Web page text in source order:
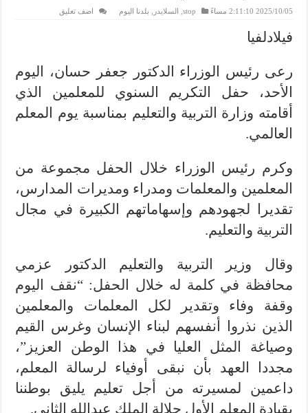
2025/10/05 2:11:10 مساءً stop السلايدر بلدنا اليوم اضف تعليق
فيلادلفيا
رعى رئيس الوزراء الدكتور جعفر حسان، اليوم
الأحد، حفل التكريم السنوي للمعلمين الذي
أقامته وزارة التربية والتعليم بمناسبة يوم المعلم
العالمي.
وكرم رئيس الوزراء خلال الحفل مجموعة من
المعلمين والمعلمات ومدراء ومديرات المدارس،
تقديرا لجهودهم وإسهاماتهم الكبيرة في مجال
التربية والتعليم.
وقال وزير التربية والتعليم الدكتور عزمي
محافظة في كلمة له خلال الحفل: “نقف اليوم
وقفة وفاء وتقدير لكل المعلمات والمعلمين
الذين نذروا أنفسهم لبناء الإنسان وغرس القيم
وصياغة المثل العليا في هذا الوطن العزيز”،
مجددا العهد بأن نبقى أوفياء لرسالة المعلم،
داعمين لمسيرته من أجل تعليم يليق بوطننا
بقيادة المعلم الأول جلالة الملك عبدالله الثاني.